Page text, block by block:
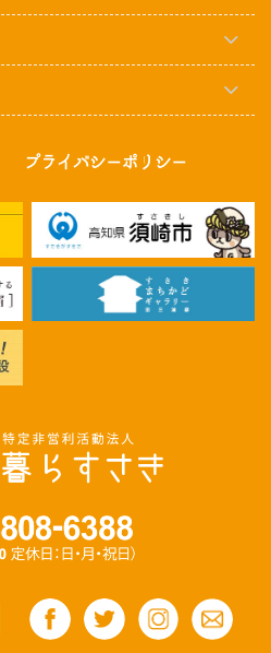
プライバシーポリシー